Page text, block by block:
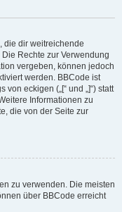
die dir weitreichende
Rechte zur Verwendung
vergeben, können jedoch
werden. BBCode ist
eckigen („[“ und „]“) statt
Informationen zu
die von der Seite zur
zu verwenden. Die meisten
über BBCode erreicht